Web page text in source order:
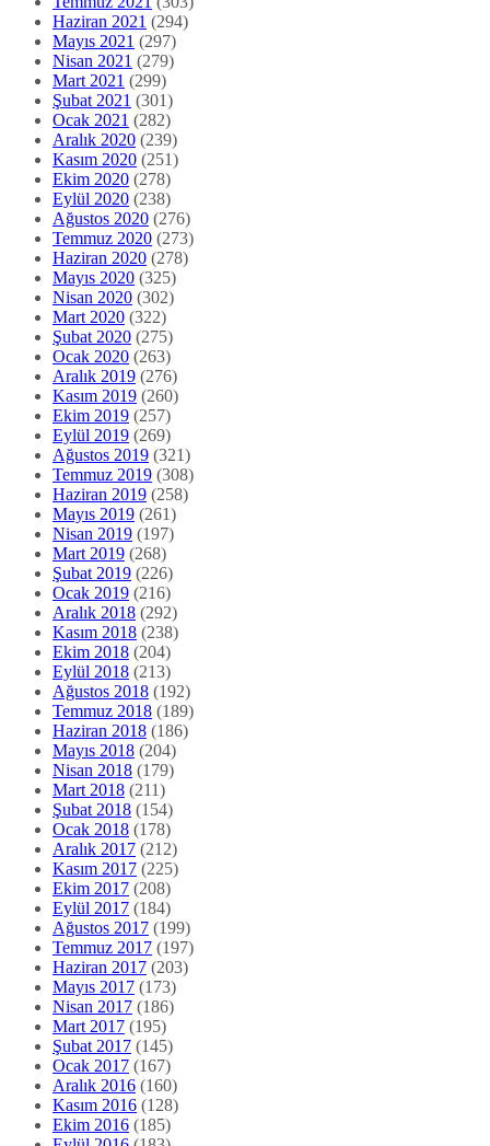
Haziran 2021 (294)
Mayıs 2021 (297)
Nisan 2021 (279)
Mart 2021 (299)
Şubat 2021 (301)
Ocak 2021 (282)
Aralık 2020 (239)
Kasım 2020 (251)
Ekim 2020 (278)
Eylül 2020 (238)
Ağustos 2020 (276)
Temmuz 2020 (273)
Haziran 2020 (278)
Mayıs 2020 (325)
Nisan 2020 (302)
Mart 2020 (322)
Şubat 2020 (275)
Ocak 2020 (263)
Aralık 2019 (276)
Kasım 2019 (260)
Ekim 2019 (257)
Eylül 2019 (269)
Ağustos 2019 (321)
Temmuz 2019 (308)
Haziran 2019 (258)
Mayıs 2019 (261)
Nisan 2019 (197)
Mart 2019 (268)
Şubat 2019 (226)
Ocak 2019 (216)
Aralık 2018 (292)
Kasım 2018 (238)
Ekim 2018 (204)
Eylül 2018 (213)
Ağustos 2018 (192)
Temmuz 2018 (189)
Haziran 2018 (186)
Mayıs 2018 (204)
Nisan 2018 (179)
Mart 2018 (211)
Şubat 2018 (154)
Ocak 2018 (178)
Aralık 2017 (212)
Kasım 2017 (225)
Ekim 2017 (208)
Eylül 2017 (184)
Ağustos 2017 (199)
Temmuz 2017 (197)
Haziran 2017 (203)
Mayıs 2017 (173)
Nisan 2017 (186)
Mart 2017 (195)
Şubat 2017 (145)
Ocak 2017 (167)
Aralık 2016 (160)
Kasım 2016 (128)
Ekim 2016 (185)